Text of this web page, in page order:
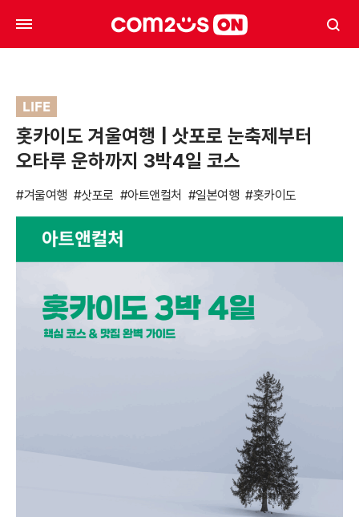
LIFE
홋카이도 겨울여행 | 삿포로 눈축제부터
오타루 운하까지 3박4일 코스
#겨울여행 #삿포로 #아트앤컬처 #일본여행 #홋카이도